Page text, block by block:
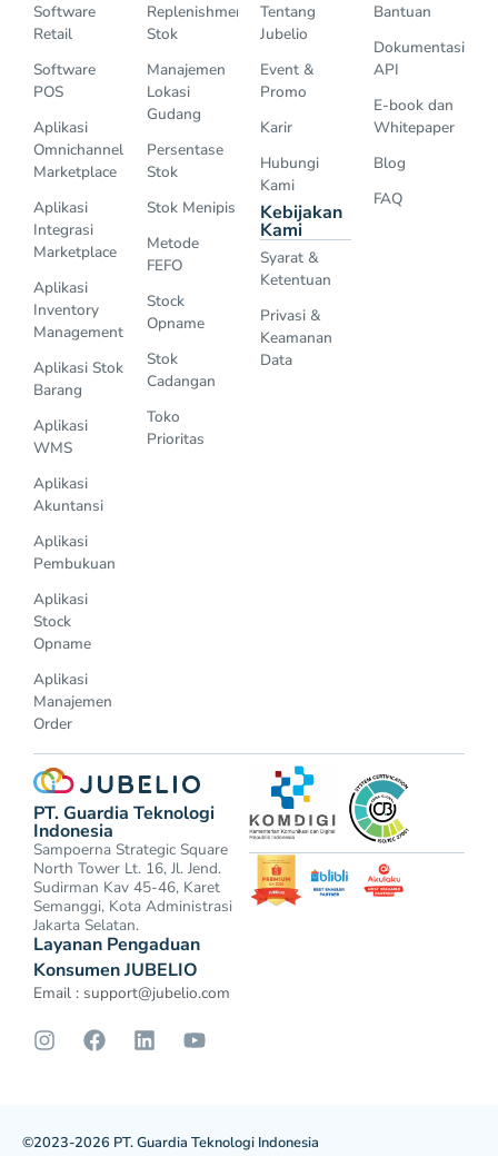
Software
Retail
Software
POS
Aplikasi
Omnichannel
Marketplace
Aplikasi
Integrasi
Marketplace
Aplikasi
Inventory
Management
Aplikasi Stok
Barang
Aplikasi
WMS
Aplikasi
Akuntansi
Aplikasi
Pembukuan
Aplikasi
Stock
Opname
Aplikasi
Manajemen
Order
Replenishment
Stok
Manajemen
Lokasi
Gudang
Persentase
Stok
Stok Menipis
Metode
FEFO
Stock
Opname
Stok
Cadangan
Toko
Prioritas
Tentang
Jubelio
Event &
Promo
Karir
Hubungi
Kami
Kebijakan
Kami
Syarat &
Ketentuan
Privasi &
Keamanan
Data
Bantuan
Dokumentasi
API
E-book dan
Whitepaper
Blog
FAQ
PT. Guardia Teknologi
Indonesia
Sampoerna Strategic Square
North Tower Lt. 16, Jl. Jend.
Sudirman Kav 45-46, Karet
Semanggi, Kota Administrasi
Jakarta Selatan.
Layanan Pengaduan
Konsumen JUBELIO
Email : support@jubelio.com
©2023-2026 PT. Guardia Teknologi Indonesia